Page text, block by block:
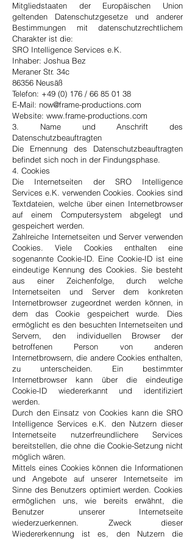
Mitgliedstaaten der Europäischen Union
geltenden Datenschutzgesetze und anderer
Bestimmungen mit datenschutzrechtlichem
Charakter ist die:
SRO Intelligence Services e.K.
Inhaber: Joshua Bez
Meraner Str. 34c
86356 Neusäß
Telefon: +49 (0) 176 / 66 85 01 38
E-Mail: now@frame-productions.com
Website: www.frame-productions.com
3. Name und Anschrift des
Datenschutzbeauftragten
Die Ernennung des Datenschutzbeauftragten
befindet sich noch in der Findungsphase.
4. Cookies
Die Internetseiten der SRO Intelligence
Services e.K. verwenden Cookies. Cookies sind
Textdateien, welche über einen Internetbrowser
auf einem Computersystem abgelegt und
gespeichert werden.
Zahlreiche Internetseiten und Server verwenden
Cookies. Viele Cookies enthalten eine
sogenannte Cookie-ID. Eine Cookie-ID ist eine
eindeutige Kennung des Cookies. Sie besteht
aus einer Zeichenfolge, durch welche
Internetseiten und Server dem konkreten
Internetbrowser zugeordnet werden können, in
dem das Cookie gespeichert wurde. Dies
ermöglicht es den besuchten Internetseiten und
Servern, den individuellen Browser der
betroffenen Person von anderen
Internetbrowsern, die andere Cookies enthalten,
zu unterscheiden. Ein bestimmter
Internetbrowser kann über die eindeutige
Cookie-ID wiedererkannt und identifiziert
werden.
Durch den Einsatz von Cookies kann die SRO
Intelligence Services e.K. den Nutzern dieser
Internetseite nutzerfreundlichere Services
bereitstellen, die ohne die Cookie-Setzung nicht
möglich wären.
Mittels eines Cookies können die Informationen
und Angebote auf unserer Internetseite im
Sinne des Benutzers optimiert werden. Cookies
ermöglichen uns, wie bereits erwähnt, die
Benutzer unserer Internetseite
wiederzuerkennen. Zweck dieser
Wiedererkennung ist es, den Nutzern die